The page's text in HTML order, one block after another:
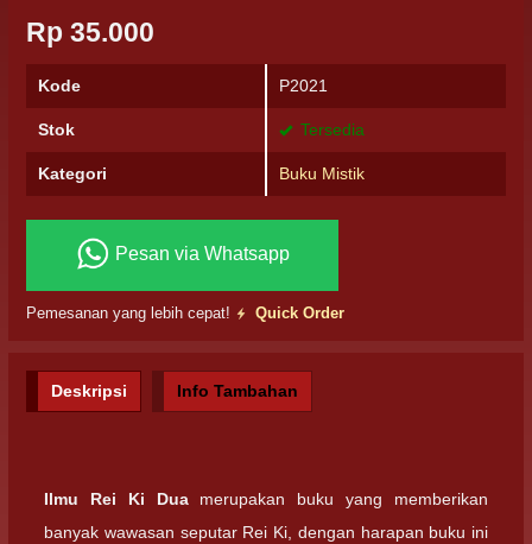
Rp 35.000
Kode P2021
Stok Tersedia
Kategori Buku Mistik
Pesan via Whatsapp
Pemesanan yang lebih cepat! Quick Order
Deskripsi Info Tambahan
Ilmu Rei Ki Duamerupakan buku yang memberikan
banyak wawasan seputar Rei Ki, dengan harapan buku ini